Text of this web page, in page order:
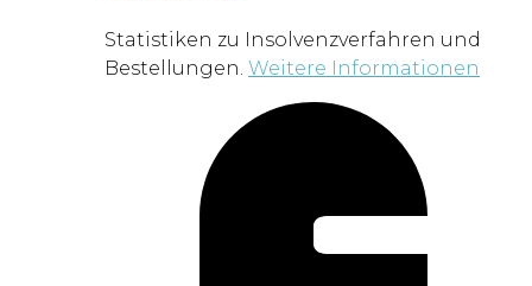
Statistiken zu Insolvenzverfahren und
Bestellungen. Weitere Informationen